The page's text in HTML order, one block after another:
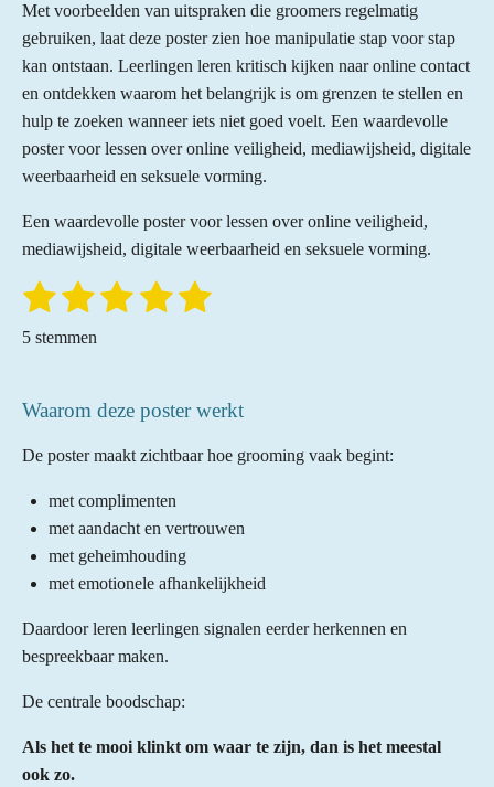
Met voorbeelden van uitspraken die groomers regelmatig
gebruiken, laat deze poster zien hoe manipulatie stap voor stap
kan ontstaan. Leerlingen leren kritisch kijken naar online contact
en ontdekken waarom het belangrijk is om grenzen te stellen en
hulp te zoeken wanneer iets niet goed voelt. Een waardevolle
poster voor lessen over online veiligheid, mediawijsheid, digitale
weerbaarheid en seksuele vorming.
Een waardevolle poster voor lessen over online veiligheid,
mediawijsheid, digitale weerbaarheid en seksuele vorming.
R
t
n
:
r
e
1
s
e
2
s
e
r
e
n
3
e
r
e
n
4
e
r
e
n
5
e
r
e
n
S
n
5 stemmen
Waarom deze poster werkt
De poster maakt zichtbaar hoe grooming vaak begint:
met complimenten
met aandacht en vertrouwen
met geheimhouding
met emotionele afhankelijkheid
Daardoor leren leerlingen signalen eerder herkennen en
bespreekbaar maken.
De centrale boodschap:
Als het te mooi klinkt om waar te zijn, dan is het meestal
ook zo.